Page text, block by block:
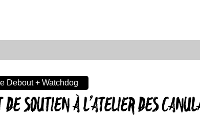
DE SOUTIEN À L’ATELIER DES
Debout + Watchdog